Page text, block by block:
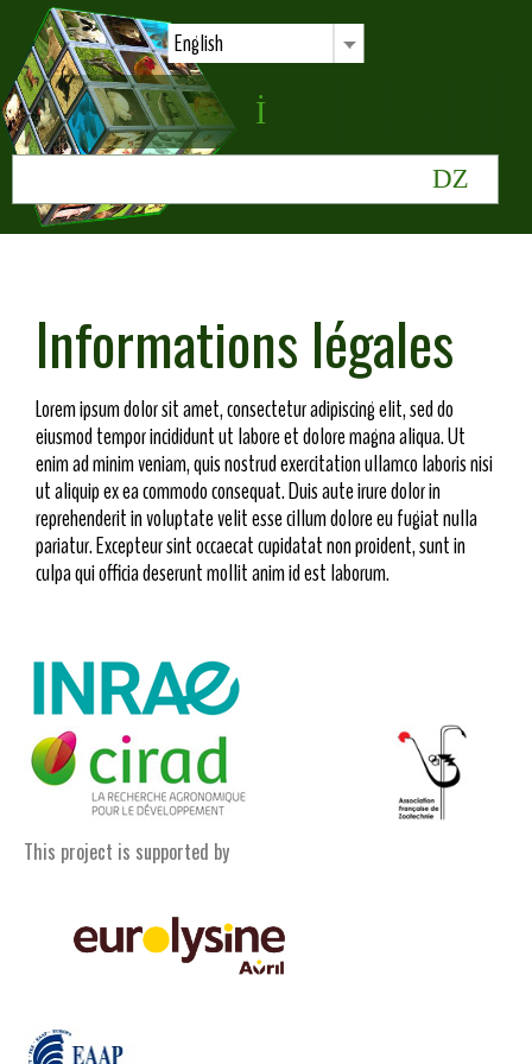
English
Informations légales
Lorem ipsum dolor sit amet, consectetur adipiscing elit, sed do
eiusmod tempor incididunt ut labore et dolore magna aliqua. Ut
enim ad minim veniam, quis nostrud exercitation ullamco laboris nisi
ut aliquip ex ea commodo consequat. Duis aute irure dolor in
reprehenderit in voluptate velit esse cillum dolore eu fugiat nulla
pariatur. Excepteur sint occaecat cupidatat non proident, sunt in
culpa qui officia deserunt mollit anim id est laborum.
This project is supported by